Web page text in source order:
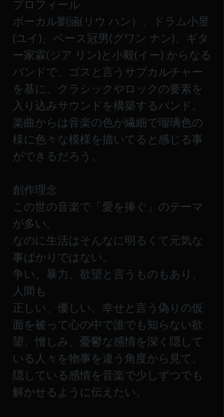
プロフィール
ボーカル劉涵(リウ ハン）、ドラム小昱
(ユイ)、ベース冠男(グワン ナン)、ギタ
ー家霖(ジア リン)と小毅(イー) からなる
バンドで、ゴスと言うサブカルチャー
を基に、クラシックやロックの要素を
入り込みサウンドを構築するバンド。
楽曲からは音楽の色が繊細で瑠璃色の
様に色々な模様を描いてると感じる事
ができるだろう。
創作理念
この世の音楽で「愛を捧ぐ」のテーマ
が多い。
なのに生活はそんなに明るくて元気な
事ばかりではない。
争い、暴力、欲望と言うものもあり、
人間も
正しい、優しい、幸せと言う偽りの仮
面を被って心の中で誰でも知らない欲
望、憎しみ、憂鬱な感情を深く隠して
いる人々を物事を違う角度から見て、
隠している感情を音楽で少しずつでも
解かせるように伝えたい。